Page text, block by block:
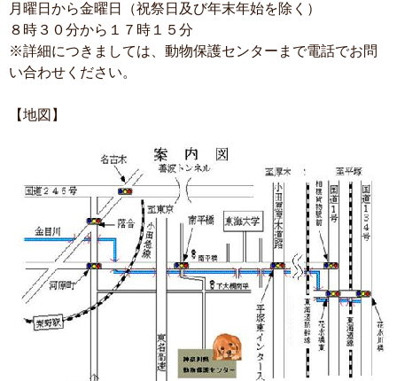
月曜日から金曜日（祝祭日及び年末年始を除く）
８時３０分から１７時１５分
※詳細につきましては、動物保護センターまで電話でお問
い合わせください。
【地図】